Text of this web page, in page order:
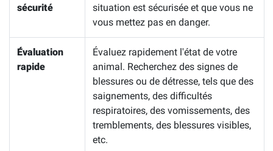
sécurité
situation est sécurisée et que vous ne
vous mettez pas en danger.
Évaluation
rapide
Évaluez rapidement l'état de votre
animal. Recherchez des signes de
blessures ou de détresse, tels que des
saignements, des difficultés
respiratoires, des vomissements, des
tremblements, des blessures visibles,
etc.